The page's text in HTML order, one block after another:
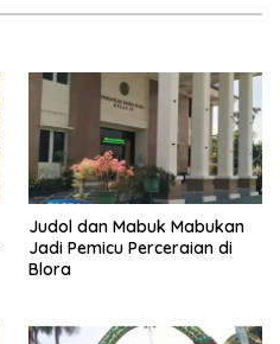
Judol dan Mabuk Mabukan
Jadi Pemicu Perceraian di
Blora